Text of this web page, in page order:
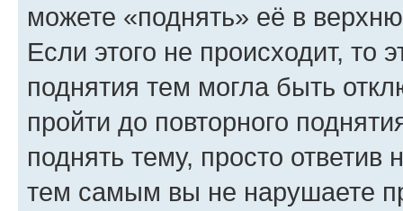
можете «поднять» её в
Если этого не происходит, то
поднятия тем могла быть
пройти до повторного
поднять тему, просто ответив
тем самым вы не нарушаете